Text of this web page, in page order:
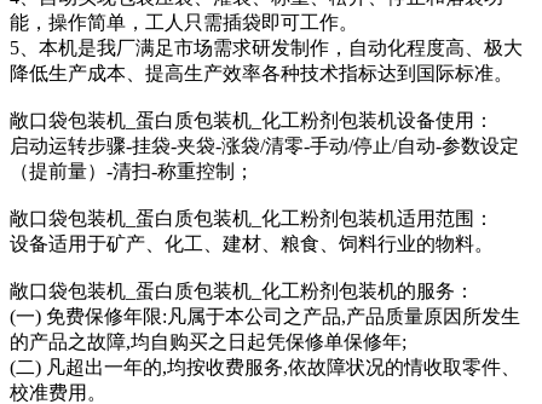
能，操作简单，工人只需插袋即可工作。
5、本机是我厂满足市场需求研发制作，自动化程度高、极大
降低生产成本、提高生产效率各种技术指标达到国际标准。
敞口袋包装机_蛋白质包装机_化工粉剂包装机设备使用：
启动运转步骤-挂袋-夹袋-涨袋/清零-手动/停止/自动-参数设定
（提前量）-清扫-称重控制；
敞口袋包装机_蛋白质包装机_化工粉剂包装机适用范围：
设备适用于矿产、化工、建材、粮食、饲料行业的物料。
敞口袋包装机_蛋白质包装机_化工粉剂包装机的服务：
(一) 免费保修年限:凡属于本公司之产品,产品质量原因所发生
的产品之故障,均自购买之日起凭保修单保修年;
(二) 凡超出一年的,均按收费服务,依故障状况的情收取零件、
校准费用。